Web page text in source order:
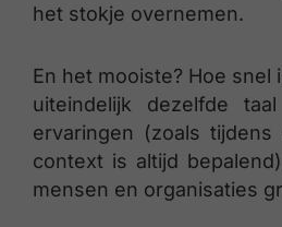
het stokje overnemen.
En het mooiste? Hoe
uiteindelijk dezelfde
ervaringen (zoals
context is altijd
mensen en organisaties